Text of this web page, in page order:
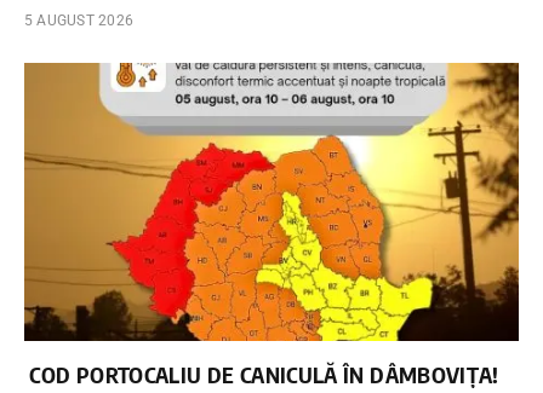
5 AUGUST 2026
COD PORTOCALIU DE CANICULĂ ÎN DÂMBOVIȚA!